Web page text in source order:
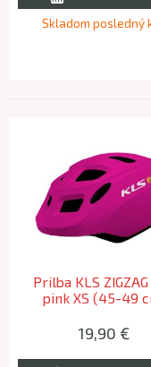
Skladom posledný
Prilba KLS
pink XS (45-49
19,90 €